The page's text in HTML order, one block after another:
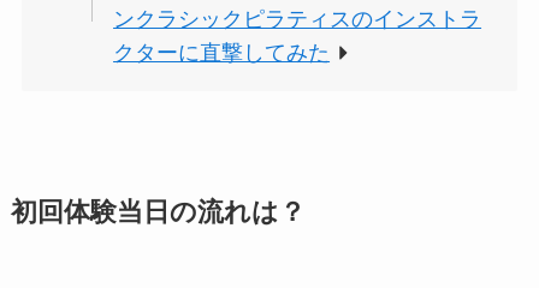
ンクラシックピラティスのインストラ
クターに直撃してみた
初回体験当日の流れは？